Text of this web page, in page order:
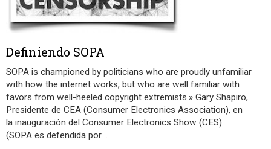
Definiendo SOPA
SOPA is championed by politicians who are proudly unfamiliar
with how the internet works, but who are well familiar with
favors from well-heeled copyright extremists.» Gary Shapiro,
Presidente de CEA (Consumer Electronics Association), en
la inauguración del Consumer Electronics Show (CES)
(SOPA es defendida por …